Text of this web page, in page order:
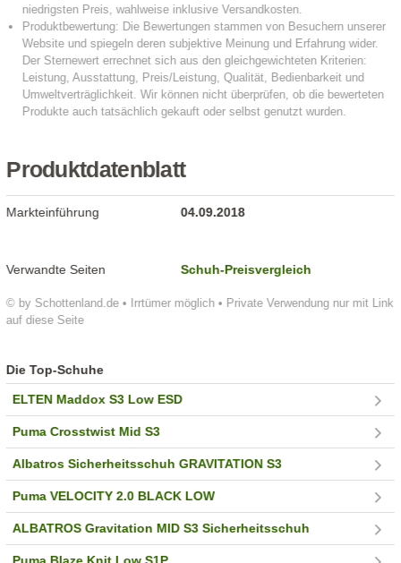
Produktdatenblatt
© by Schottenland.de • Irrtümer möglich • Private Verwendung nur mit Link
auf diese Seite
Markteinführung 04.09.2018
Verwandte Seiten Schuh-Preisvergleich
Die Top-Schuhe
ELTEN Maddox S3 Low ESD
Puma Crosstwist Mid S3
Albatros Sicherheitsschuh GRAVITATION S3
Puma VELOCITY 2.0 BLACK LOW
ALBATROS Gravitation MID S3 Sicherheitsschuh